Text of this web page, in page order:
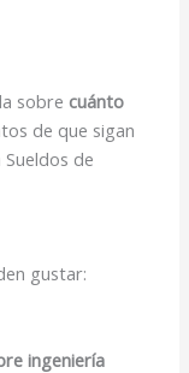
sobre cuánto
de que sigan
de
gustar:
ingeniería